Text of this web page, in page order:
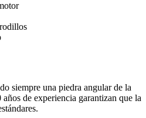
siempre una piedra angular de la
de experiencia garantizan que la